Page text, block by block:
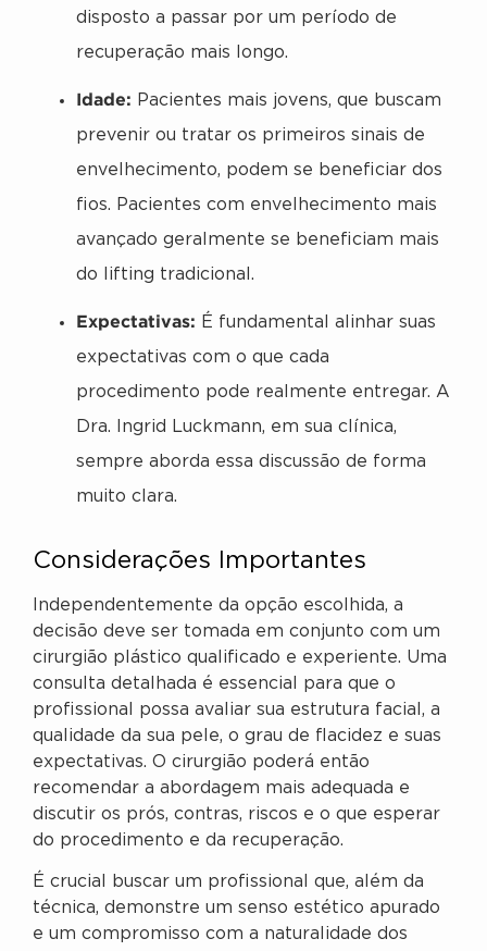
disposto a passar por um período de
recuperação mais longo.
Idade: Pacientes mais jovens, que buscam
prevenir ou tratar os primeiros sinais de
envelhecimento, podem se beneficiar dos
fios. Pacientes com envelhecimento mais
avançado geralmente se beneficiam mais
do lifting tradicional.
Expectativas: É fundamental alinhar suas
expectativas com o que cada
procedimento pode realmente entregar. A
Dra. Ingrid Luckmann, em sua clínica,
sempre aborda essa discussão de forma
muito clara.
Considerações Importantes
Independentemente da opção escolhida, a
decisão deve ser tomada em conjunto com um
cirurgião plástico qualificado e experiente. Uma
consulta detalhada é essencial para que o
profissional possa avaliar sua estrutura facial, a
qualidade da sua pele, o grau de flacidez e suas
expectativas. O cirurgião poderá então
recomendar a abordagem mais adequada e
discutir os prós, contras, riscos e o que esperar
do procedimento e da recuperação.
É crucial buscar um profissional que, além da
técnica, demonstre um senso estético apurado
e um compromisso com a naturalidade dos